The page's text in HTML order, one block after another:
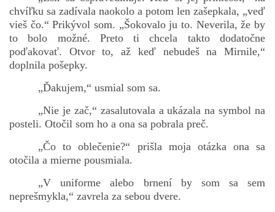
chvíľku sa zadívala naokolo a potom len zašepkala, „veď
vieš čo.“ Prikývol som. „Šokovalo ju to. Neverila, že by
to bolo možné. Preto ti chcela takto dodatočne
poďakovať. Otvor to, až keď nebudeš na Mirnile,“
doplnila pošepky.
„Ďakujem,“ usmial som sa.
„Nie je zač,“ zasalutovala a ukázala na symbol na
posteli. Otočil som ho a ona sa pobrala preč.
„Čo to oblečenie?“ prišla moja otázka ona sa
otočila a mierne pousmiala.
„V uniforme alebo brnení by som sa sem
neprešmykla,“ zavrela za sebou dvere.